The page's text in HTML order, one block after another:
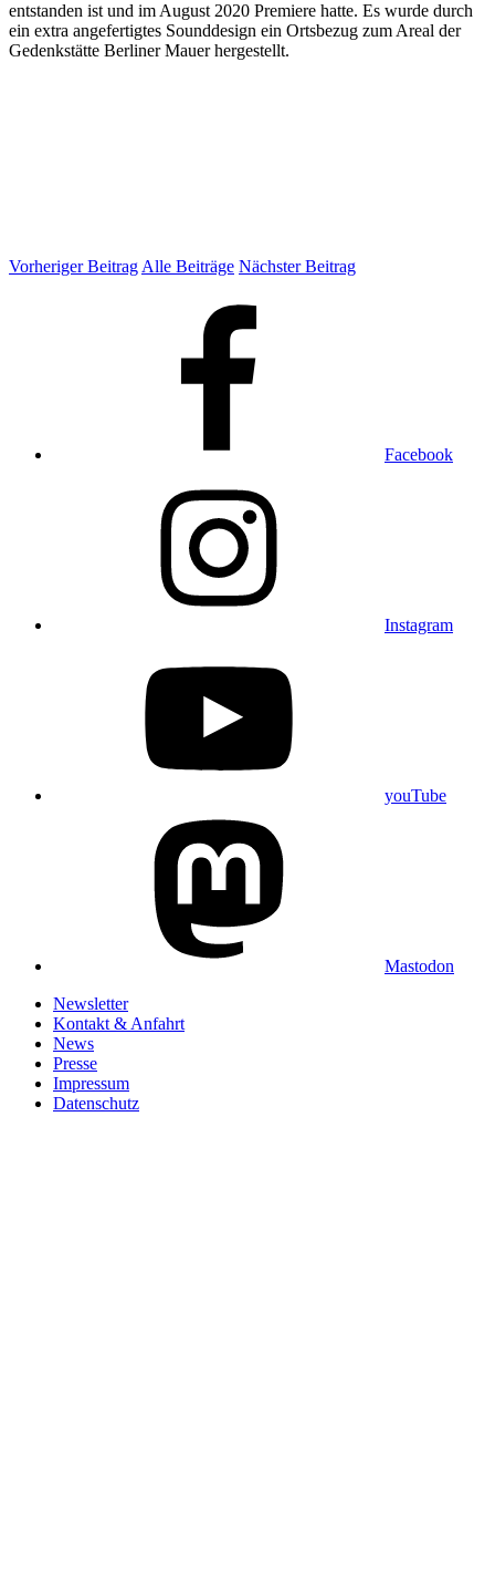
entstanden ist und im August 2020 Premiere hatte. Es wurde durch
ein extra angefertigtes Sounddesign ein Ortsbezug zum Areal der
Gedenkstätte Berliner Mauer hergestellt.
Vorheriger Beitrag Alle Beiträge Nächster Beitrag
Facebook
Instagram
youTube
Mastodon
Newsletter
Kontakt & Anfahrt
News
Presse
Impressum
Datenschutz